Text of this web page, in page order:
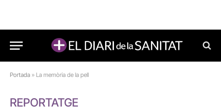
Portada » La memòria de la pell
REPORTATGE